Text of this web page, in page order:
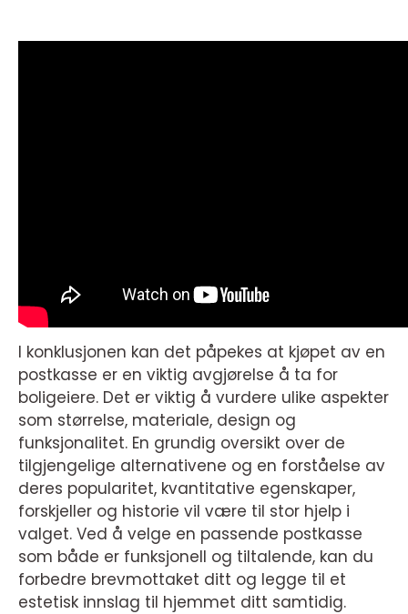
I konklusjonen kan det påpekes at kjøpet av en
postkasse er en viktig avgjørelse å ta for
boligeiere. Det er viktig å vurdere ulike aspekter
som størrelse, materiale, design og
funksjonalitet. En grundig oversikt over de
tilgjengelige alternativene og en forståelse av
deres popularitet, kvantitative egenskaper,
forskjeller og historie vil være til stor hjelp i
valget. Ved å velge en passende postkasse
som både er funksjonell og tiltalende, kan du
forbedre brevmottaket ditt og legge til et
estetisk innslag til hjemmet ditt samtidig.